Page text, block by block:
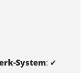
System: ✔